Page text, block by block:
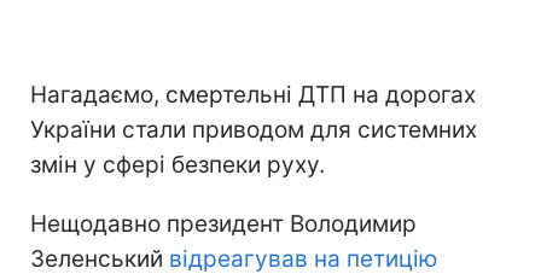
Нагадаємо, смертельні ДТП на дорогах
України стали приводом для системних
змін у сфері безпеки руху.
Нещодавно президент Володимир
Зеленський відреагував на петицію